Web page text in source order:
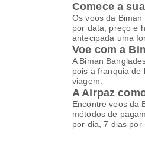
Comece a
Os voos da
por data, preço e
antecipada uma
Voe com a
A Biman
pois a franquia de
viagem.
A Airpaz
Encontre voos da
métodos de
por dia, 7 dias por